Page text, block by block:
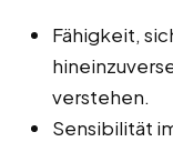
Fähigkeit,
verstehen.
Sensibilität